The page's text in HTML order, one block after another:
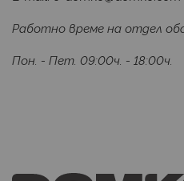
Работно време на отдел
Пон. - Пет. 09:00ч. - 18:00ч.